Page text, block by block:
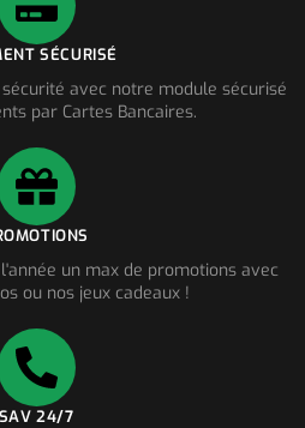
SÉCURISÉ
avec notre module sécurisé
par Cartes Bancaires.
un max de promotions avec
ou nos jeux cadeaux !
SAV 24/7